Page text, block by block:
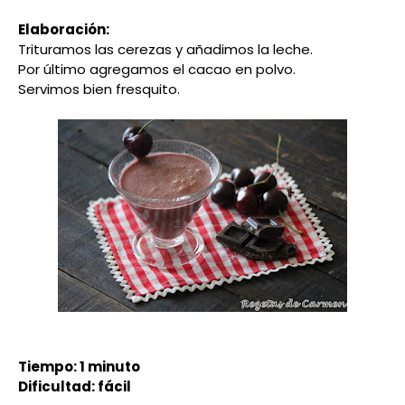
Elaboración:
Trituramos las cerezas y añadimos la leche.
Por último agregamos el cacao en polvo.
Servimos bien fresquito.
Tiempo: 1 minuto
Dificultad: fácil